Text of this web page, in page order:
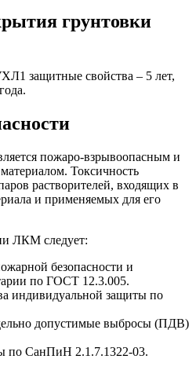
грунтовки
защитные свойства – 5 лет,
пожаро-взрывоопасным и
Токсичность
растворителей, входящих в
и применяемых для его
ЛКМ следует:
безопасности и
по ГОСТ 12.3.005.
индивидуальной защиты по
допустимые выбросы (ПДВ)
по СанПиН 2.1.7.1322-03.